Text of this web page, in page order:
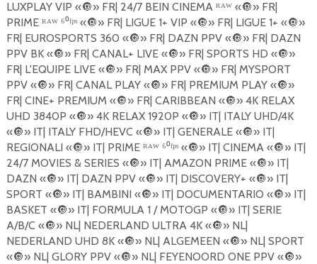
LUXPLAY VIP «🔘» FR| 24/7 BEIN CINEMA ᴿᴬᵂ «🔘» FR|
PRIME ᴿᴬᵂ ⁶⁰ᶠᵖˢ «🔘» FR| LIGUE 1+ VIP «🔘» FR| LIGUE 1+ «🔘»
FR| EUROSPORTS 360 «🔘» FR| DAZN PPV «🔘» FR| DAZN
PPV BK «🔘» FR| CANAL+ LIVE «🔘» FR| SPORTS HD «🔘»
FR| L'EQUIPE LIVE «🔘» FR| MAX PPV «🔘» FR| MYSPORT
PPV «🔘» FR| CANAL PLAY «🔘» FR| PREMIUM PLAY «🔘»
FR| CINE+ PREMIUM «🔘» FR| CARIBBEAN «🔘» 4K RELAX
UHD 3840P «🔘» 4K RELAX 1920P «🔘» IT| ITALY UHD/4K
«🔘» IT| ITALY FHD/HEVC «🔘» IT| GENERALE «🔘» IT|
REGIONALI «🔘» IT| PRIME ᴿᴬᵂ ⁶⁰ᶠᵖˢ «🔘» IT| CINEMA «🔘» IT|
24/7 MOVIES & SERIES «🔘» IT| AMAZON PRIME «🔘» IT|
DAZN «🔘» IT| DAZN PPV «🔘» IT| DISCOVERY+ «🔘» IT|
SPORT «🔘» IT| BAMBINI «🔘» IT| DOCUMENTARIO «🔘» IT|
BASKET «🔘» IT| FORMULA 1 / MOTOGP «🔘» IT| SERIE
A/B/C «🔘» NL| NEDERLAND ULTRA 4K «🔘» NL|
NEDERLAND UHD 8K «🔘» NL| ALGEMEEN «🔘» NL| SPORT
«🔘» NL| GLORY PPV «🔘» NL| FEYENOORD ONE PPV «🔘»